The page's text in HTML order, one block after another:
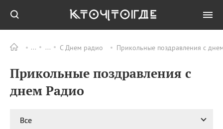
С Днем радио Прикольные поздравления с
Прикольные поздравления с
днем Радио
Все
ПРАЗДНИКИ Все
06.08 Преображение
Господне у западных